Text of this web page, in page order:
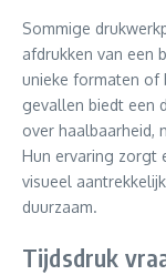
Sommige
afdrukken van een
unieke formaten of
gevallen biedt een
over haalbaarheid,
Hun ervaring zorgt
visueel
duurzaam.
Tijdsdruk